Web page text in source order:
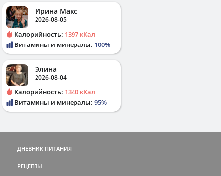
Ирина Макс
2026-08-05
Калорийность: 1397 кКал
Витамины и минералы: 100%
Элина
2026-08-04
Калорийность: 1340 кКал
Витамины и минералы: 95%
ДНЕВНИК ПИТАНИЯ
РЕЦЕПТЫ